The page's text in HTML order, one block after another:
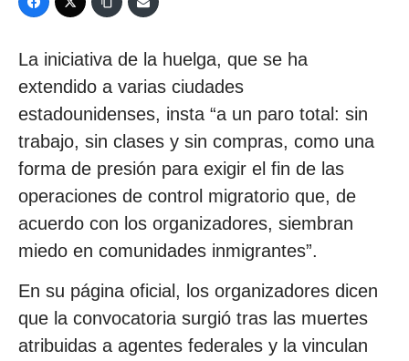
La iniciativa de la huelga, que se ha
extendido a varias ciudades
estadounidenses, insta “a un paro total: sin
trabajo, sin clases y sin compras, como una
forma de presión para exigir el fin de las
operaciones de control migratorio que, de
acuerdo con los organizadores, siembran
miedo en comunidades inmigrantes”.
En su página oficial, los organizadores dicen
que la convocatoria surgió tras las muertes
atribuidas a agentes federales y la vinculan